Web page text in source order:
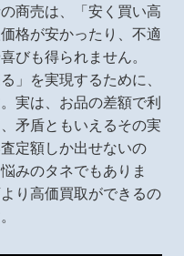
商売は、「安く買い高
格が安かったり、不適
びも得られません。
」を実現するために、
実は、お品の差額で利
矛盾ともいえるその実
定額しか出せないの
みのタネでもありま
り高価買取ができるの